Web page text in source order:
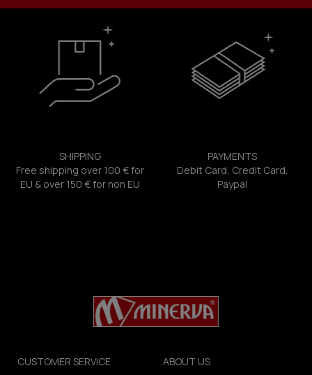
SHIPPING
Free shipping over 100 € for
EU & over 150 € for non EU
PAYMENTS
Debit Card, Credit Card,
Paypal
CUSTOMER SERVICE
ABOUT US